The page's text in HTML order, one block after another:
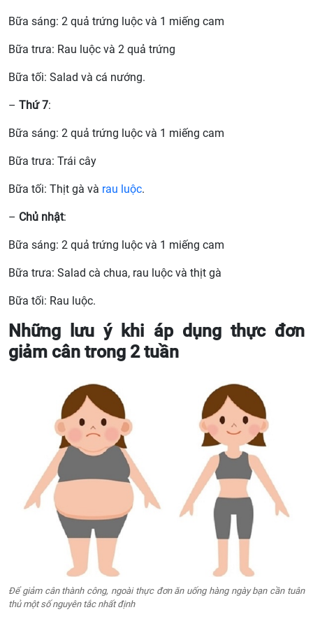
Bữa sáng: 2 quả trứng luộc và 1 miếng cam
Bữa trưa: Rau luộc và 2 quả trứng
Bữa tối: Salad và cá nướng.
– Thứ 7:
Bữa sáng: 2 quả trứng luộc và 1 miếng cam
Bữa trưa: Trái cây
Bữa tối: Thịt gà và rau luộc.
– Chủ nhật:
Bữa sáng: 2 quả trứng luộc và 1 miếng cam
Bữa trưa: Salad cà chua, rau luộc và thịt gà
Bữa tối: Rau luộc.
Những lưu ý khi áp dụng thực đơn
giảm cân trong 2 tuần
Để giảm cân thành công, ngoài thực đơn ăn uống hàng ngày bạn cần tuân
thủ một số nguyên tắc nhất định